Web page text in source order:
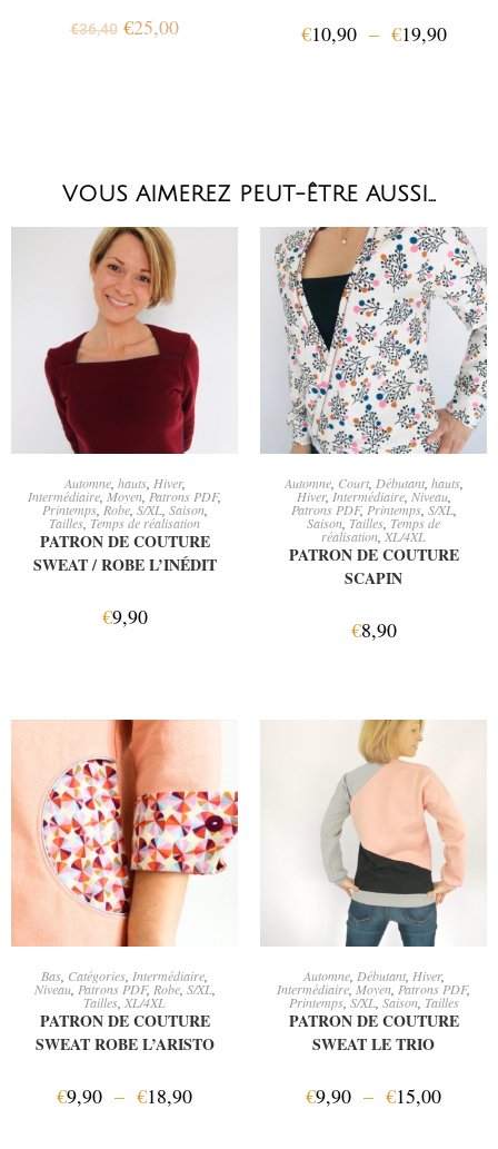
€36,40 €25,00 €10,90 – €19,90
VOUS AIMEREZ PEUT-ÊTRE AUSSI…
CHOIX DES OPTIONS
Automne, hauts, Hiver,
Intermédiaire, Moyen,Patrons PDF,
Printemps,Robe, S/XL, Saison,
Tailles, Temps de réalisation
PATRON DE COUTURE
SWEAT / ROBE L’INÉDIT
€9,90
AJOUTER AU PANIER
Automne, Court, Débutant, hauts,
Hiver,Intermédiaire, Niveau,
Patrons PDF, Printemps, S/XL,
Saison, Tailles, Temps de
réalisation,XL/4XL
PATRON DE COUTURE
SCAPIN
€8,90
CHOIX DES OPTIONS
Bas, Catégories, Intermédiaire,
Niveau, Patrons PDF, Robe, S/XL,
Tailles, XL/4XL
PATRON DE COUTURE
SWEAT ROBE L’ARISTO
€9,90 – €18,90
CHOIX DES OPTIONS
Automne, Débutant, Hiver,
Intermédiaire, Moyen, Patrons PDF,
Printemps,S/XL, Saison, Tailles
PATRON DE COUTURE
SWEAT LE TRIO
€9,90 – €15,00